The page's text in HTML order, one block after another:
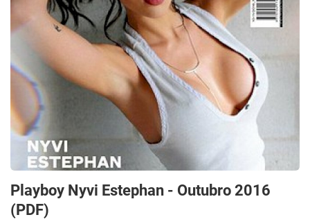
Playboy Nyvi Estephan - Outubro 2016
(PDF)